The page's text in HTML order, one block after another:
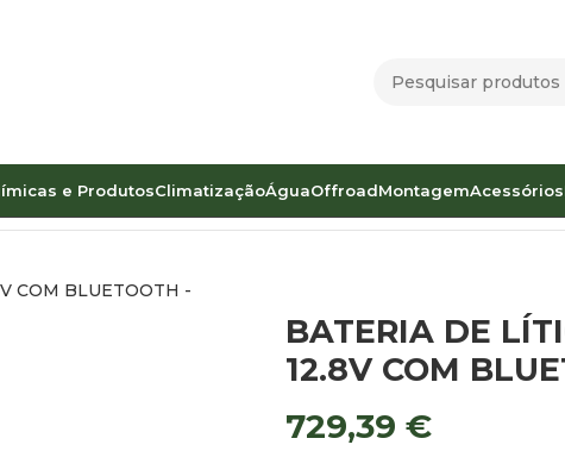
e ProdutosClimatizaçãoÁguaOffroadMontagemAcessórios
DE LÍTIO OLALITIO 200AH / 12.8V COM BLUETOOTH
BATERIA DE
12.8V COM
729,39 €